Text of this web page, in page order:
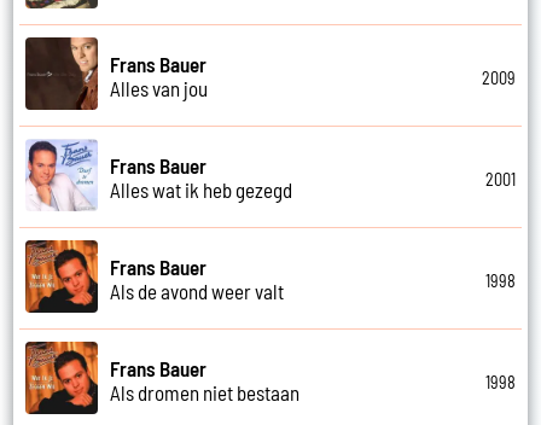
Frans Bauer
Alles van jou
2009
Frans Bauer
Alles wat ik heb gezegd
2001
Frans Bauer
Als de avond weer valt
1998
Frans Bauer
Als dromen niet bestaan
1998